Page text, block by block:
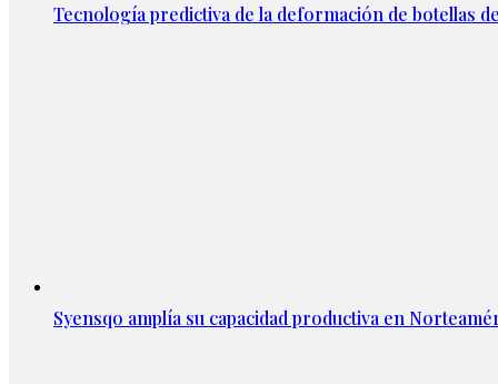
Tecnología predictiva de la deformación de botellas
Syensqo amplía su capacidad productiva en